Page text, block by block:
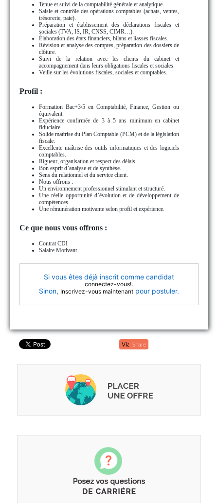
Tenue et suivi de la comptabilité générale et analytique.
Saisie et contrôle des opérations comptables (achats, ventes,
trésorerie, paie).
Préparation et établissement des déclarations fiscales et
sociales (TVA, IS, IR, CNSS, CIMR…).
Élaboration des états financiers, bilans et liasses fiscales.
Révision et analyse des comptes, préparation des dossiers de
clôture.
Suivi de la relation avec les clients du cabinet et
accompagnement dans leurs obligations fiscales et sociales.
Veille sur les évolutions fiscales, sociales et comptables.
Profil :
Formation Bac+3/5 en Comptabilité, Finance, Gestion ou
équivalent.
Expérience confirmée de 3 à 5 ans minimum en cabinet
fiduciaire.
Solide maîtrise du Plan Comptable (PCM) et de la législation
fiscale.
Excellente maîtrise des outils informatiques et des logiciels
comptables.
Rigueur, organisation et respect des délais.
Bon esprit d’analyse et de synthèse.
Sens du relationnel et du service client.
Nous offrons :
Un environnement professionnel stimulant et structuré.
Une réelle opportunité d’évolution et de développement de
compétences.
Une rémunération motivante selon profil et expérience.
Ce que nous vous offrons :
Contrat CDI
Salaire Motivant
Si vous êtes déjà inscrit comme candidat
connectez-vous!.
Sinon, Inscrivez-vous maintenant pour postuler.
Share